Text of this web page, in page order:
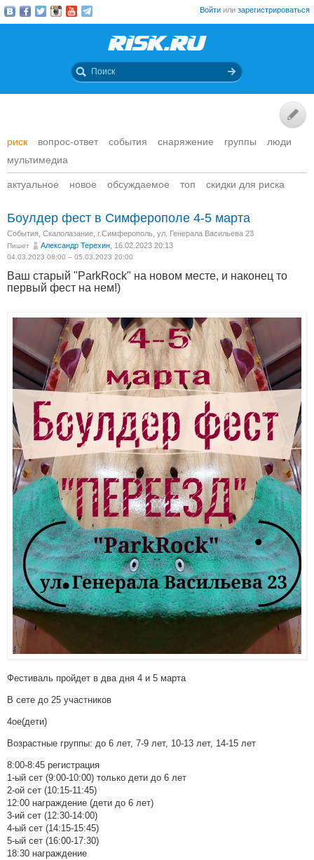
Войти или зарегистрироваться
риск вопрос-ответ события снаряжение группы
люди
мультимедиа
актуальное новое обсуждаемое топ скидки для риска
Боулдер фест в Симферополе 4-5 марта
События Скалолазание г.Симферополь, ул. Генерала Васильева 23
Пишет Александр Терехин , 16.02.2023 20:13
04.03.2023 08:00 – 05.03.2023 20:00
Ваш старый "ParkRock" на новом месте, и наконец то
первый фест на нем!)
Фестиваль пройдет в два дня 4 и 5 марта
В сете до 25 участников
4ое(дети)
Возрастные группы: до 6 лет, 7-9 лет, 10-13 лет, 14-15 лет
8:00-8:45 регистрация
1-ый сет (9:00-10:00) только дети до 6 лет
2-ой сет (10:15-11:45)
12:00 награждение (дети до 6 лет)
3-ий сет (12:30-14:00)
4-ый сет (14:15-15:45)
5-ый сет (16:00-17:30)
18:30 награждение